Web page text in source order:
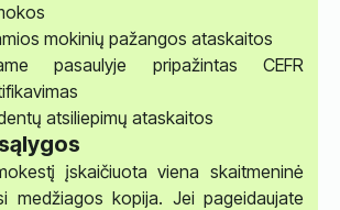
mokinių pažangos ataskaitos
pasaulyje pripažintas CEFR
atsiliepimų ataskaitos
įskaičiuota viena skaitmeninė
medžiagos kopija. Jei pageidaujate